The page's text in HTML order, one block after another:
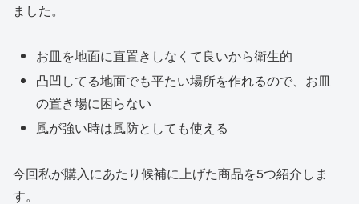
ました。
お皿を地面に直置きしなくて良いから衛生的
凸凹してる地面でも平たい場所を作れるので、お皿
の置き場に困らない
風が強い時は風防としても使える
今回私が購入にあたり候補に上げた商品を5つ紹介しま
す。